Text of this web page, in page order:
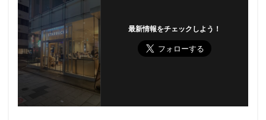
最新情報をチェックしよう！